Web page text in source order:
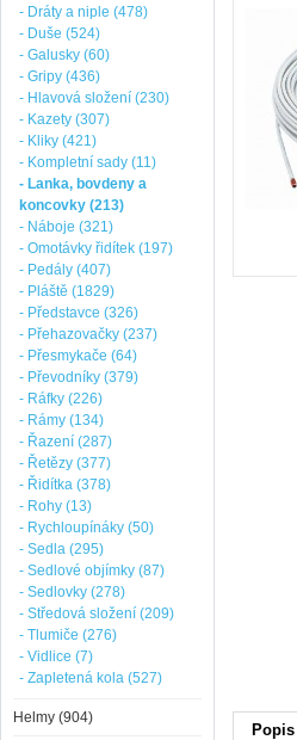
Popis
- Dráty a niple (478)
- Duše (524)
- Galusky (60)
- Gripy (436)
- Hlavová složení (230)
- Kazety (307)
- Kliky (421)
- Kompletní sady (11)
- Lanka, bovdeny a
koncovky (213)
- Náboje (321)
- Omotávky řidítek (197)
- Pedály (407)
- Pláště (1829)
- Představce (326)
- Přehazovačky (237)
- Přesmykače (64)
- Převodníky (379)
- Ráfky (226)
- Rámy (134)
- Řazení (287)
- Řetězy (377)
- Řidítka (378)
- Rohy (13)
- Rychloupínáky (50)
- Sedla (295)
- Sedlové objímky (87)
- Sedlovky (278)
- Středová složení (209)
- Tlumiče (276)
- Vidlice (7)
- Zapletená kola (527)
Helmy (904)